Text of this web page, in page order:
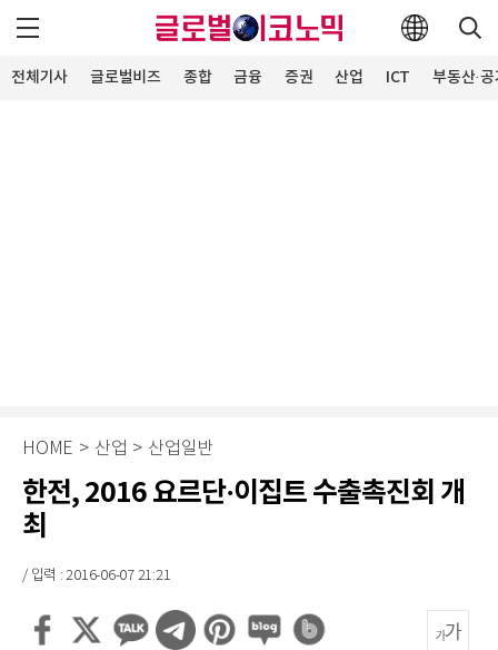
전체기사 글로벌비즈 종합 금융 증권 산업 ICT 부동산·
HOME > 산업 > 산업일반
한전, 2016 요르단·이집트 수출촉진회 개
최
/ 입력 : 2016-06-07 21:21